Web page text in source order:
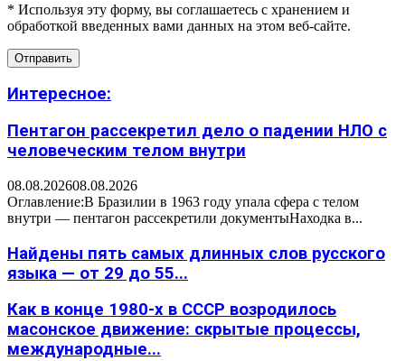
* Используя эту форму, вы соглашаетесь с хранением и
обработкой введенных вами данных на этом веб-сайте.
Интересное:
Пентагон рассекретил дело о падении НЛО с
человеческим телом внутри
08.08.202608.08.2026
Оглавление:В Бразилии в 1963 году упала сфера с телом
внутри — пентагон рассекретили документыНаходка в...
Найдены пять самых длинных слов русского
языка — от 29 до 55...
Как в конце 1980-х в СССР возродилось
масонское движение: скрытые процессы,
международные...